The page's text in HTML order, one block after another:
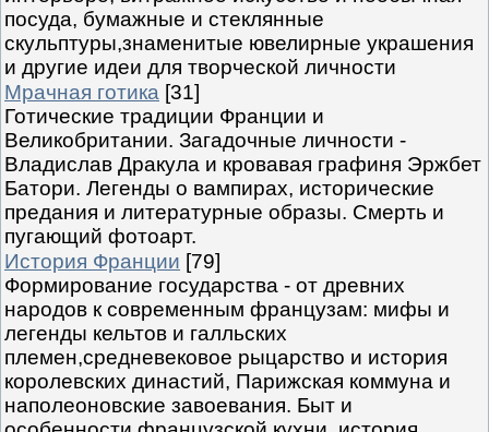
посуда, бумажные и стеклянные
скульптуры,знаменитые ювелирные украшения
и другие идеи для творческой личности
Мрачная готика [31]
Готические традиции Франции и
Великобритании. Загадочные личности -
Владислав Дракула и кровавая графиня Эржбет
Батори. Легенды о вампирах, исторические
предания и литературные образы. Смерть и
пугающий фотоарт.
История Франции [79]
Формирование государства - от древних
народов к современным французам: мифы и
легенды кельтов и галльских
племен,средневековое рыцарство и история
королевских династий, Парижская коммуна и
наполеоновские завоевания. Быт и